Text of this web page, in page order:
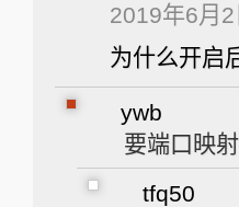
2019年6月
为什么开启
ywb
要端口映射
tfq50